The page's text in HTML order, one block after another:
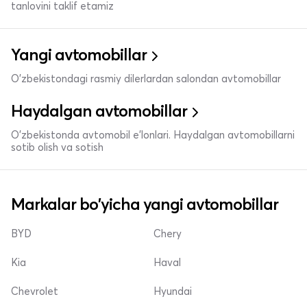
tanlovini taklif etamiz
Yangi avtomobillar
O'zbekistondagi rasmiy dilerlardan salondan avtomobillar
Haydalgan avtomobillar
O'zbekistonda avtomobil e’lonlari. Haydalgan avtomobillarni
sotib olish va sotish
Markalar bo'yicha yangi avtomobillar
BYD
Kia
Chevrolet
Chery
Haval
Hyundai